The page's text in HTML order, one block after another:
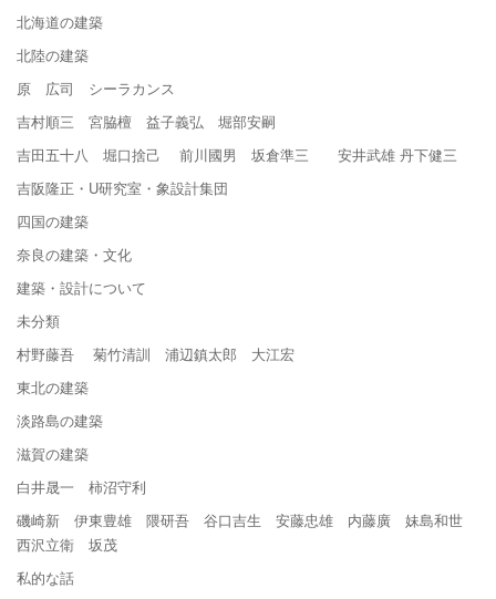
北海道の建築
北陸の建築
原 広司 シーラカンス
吉村順三 宮脇檀 益子義弘 堀部安嗣
吉田五十八 堀口捨己 前川國男 坂倉準三 安井武雄 丹下健三
吉阪隆正・U研究室・象設計集団
四国の建築
奈良の建築・文化
建築・設計について
未分類
村野藤吾 菊竹清訓 浦辺鎮太郎 大江宏
東北の建築
淡路島の建築
滋賀の建築
白井晟一 柿沼守利
磯崎新 伊東豊雄 隈研吾 谷口吉生 安藤忠雄 内藤廣 妹島和世
西沢立衛 坂茂
私的な話